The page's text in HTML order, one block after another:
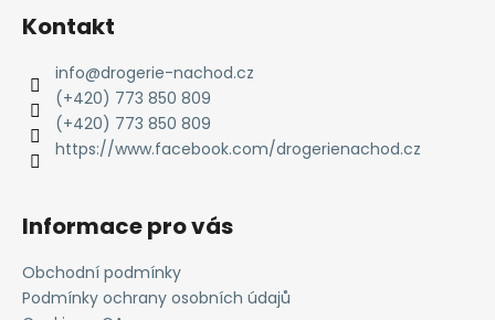
Kontakt
info@drogerie-nachod.cz
(+420) 773 850 809
(+420) 773 850 809
https://www.facebook.com/drogerienachod.cz
Informace pro vás
Obchodní podmínky
Podmínky ochrany osobních údajů